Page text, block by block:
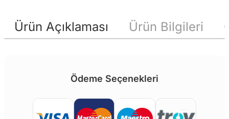
Ürün Açıklaması Ürün Bilgileri
Ödeme Seçenekleri